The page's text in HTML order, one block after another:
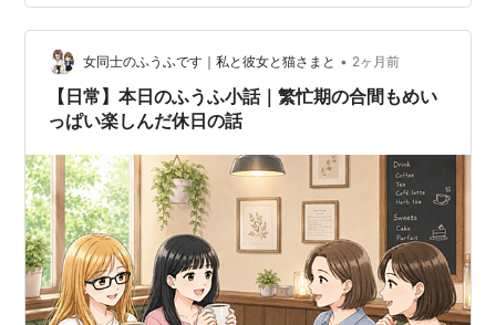
とか、行きたいところとかある？ お寿司！あそこのお寿
司が食べたい。 いわゆる100円寿司と呼ばれる回転寿司
ではない方のお…
女同士のふうふです｜私と彼女と猫さまと • 2ヶ月前
【日常】本日のふうふ小話｜繁忙期の合間もめい
っぱい楽しんだ休日の話